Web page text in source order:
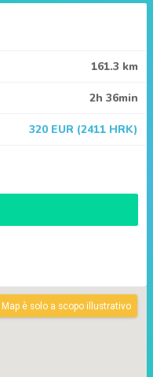
161.3 km
2h 36min
320 EUR (2411 HRK)
Map è solo a scopo illustrativo